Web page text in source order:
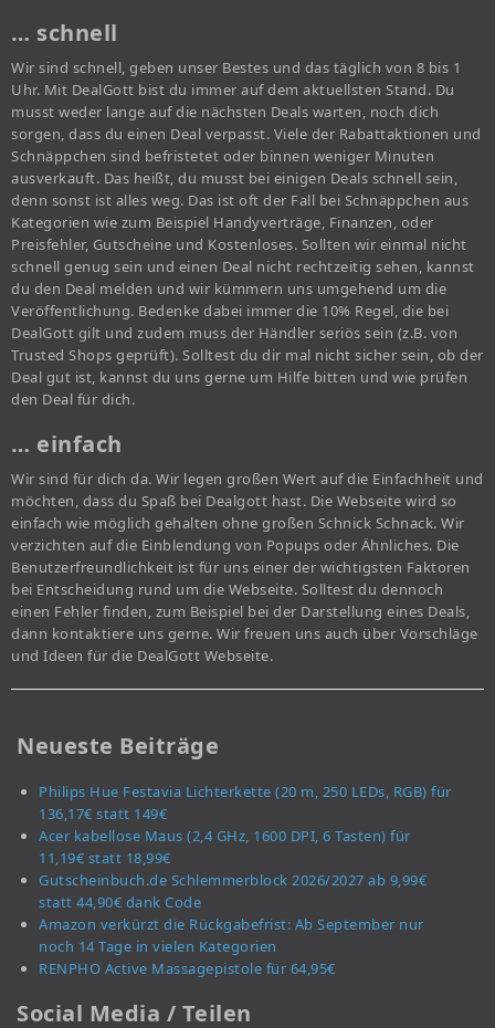
… schnell
Wir sind schnell, geben unser Bestes und das täglich von 8 bis 1
Uhr. Mit DealGott bist du immer auf dem aktuellsten Stand. Du
musst weder lange auf die nächsten Deals warten, noch dich
sorgen, dass du einen Deal verpasst. Viele der Rabattaktionen und
Schnäppchen sind befristetet oder binnen weniger Minuten
ausverkauft. Das heißt, du musst bei einigen Deals schnell sein,
denn sonst ist alles weg. Das ist oft der Fall bei Schnäppchen aus
Kategorien wie zum Beispiel Handyverträge, Finanzen, oder
Preisfehler, Gutscheine und Kostenloses. Sollten wir einmal nicht
schnell genug sein und einen Deal nicht rechtzeitig sehen, kannst
du den Deal melden und wir kümmern uns umgehend um die
Veröffentlichung. Bedenke dabei immer die 10% Regel, die bei
DealGott gilt und zudem muss der Händler seriös sein (z.B. von
Trusted Shops geprüft). Solltest du dir mal nicht sicher sein, ob der
Deal gut ist, kannst du uns gerne um Hilfe bitten und wie prüfen
den Deal für dich.
… einfach
Wir sind für dich da. Wir legen großen Wert auf die Einfachheit und
möchten, dass du Spaß bei Dealgott hast. Die Webseite wird so
einfach wie möglich gehalten ohne großen Schnick Schnack. Wir
verzichten auf die Einblendung von Popups oder Ähnliches. Die
Benutzerfreundlichkeit ist für uns einer der wichtigsten Faktoren
bei Entscheidung rund um die Webseite. Solltest du dennoch
einen Fehler finden, zum Beispiel bei der Darstellung eines Deals,
dann kontaktiere uns gerne. Wir freuen uns auch über Vorschläge
und Ideen für die DealGott Webseite.
Neueste Beiträge
Philips Hue Festavia Lichterkette (20 m, 250 LEDs, RGB) für
136,17€ statt 149€
Acer kabellose Maus (2,4 GHz, 1600 DPI, 6 Tasten) für
11,19€ statt 18,99€
Gutscheinbuch.de Schlemmerblock 2026/2027 ab 9,99€
statt 44,90€ dank Code
Amazon verkürzt die Rückgabefrist: Ab September nur
noch 14 Tage in vielen Kategorien
RENPHO Active Massagepistole für 64,95€
Social Media / Teilen